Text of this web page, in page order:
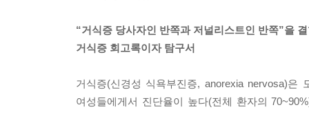
다시 말해 거식증은 심리 문제로 시작해서 신체
경우도 마찬가지다.
세상은 내게 무서울 정도로 거대했고 그래서 나는
“거식증 당사자인 반쪽과 저널리스트인 반쪽”을
거식증 회고록이자 탐구서
거식증(신경성 식욕부진증, anorexia nervosa)
여성들에게서 진단율이 높다(전체 환자의